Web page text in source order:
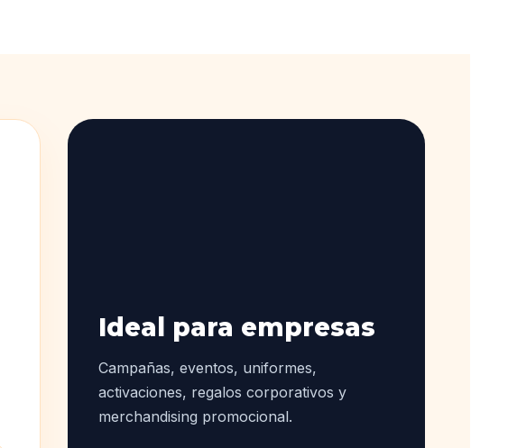
Ideal para empresas
Campañas, eventos, uniformes,
activaciones, regalos corporativos y
merchandising promocional.